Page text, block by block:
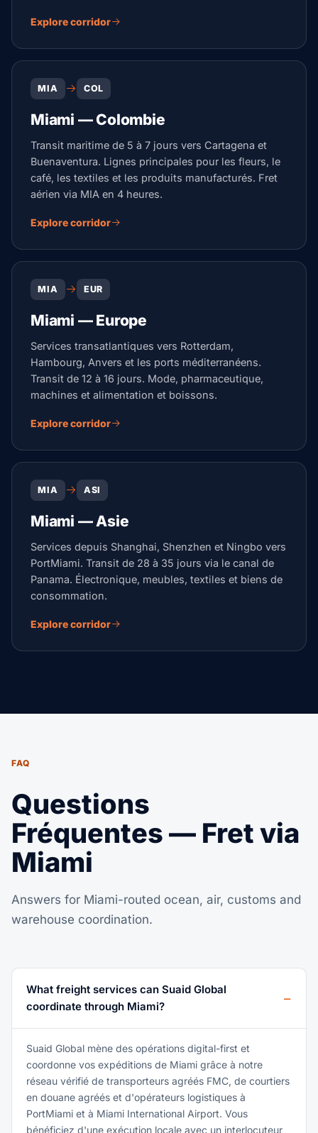
Explore corridor
MIA COL
Miami — Colombie
Transit maritime de 5 à 7 jours vers Cartagena et
Buenaventura. Lignes principales pour les fleurs, le
café, les textiles et les produits manufacturés. Fret
aérien via MIA en 4 heures.
Explore corridor
MIA EUR
Miami — Europe
Services transatlantiques vers Rotterdam,
Hambourg, Anvers et les ports méditerranéens.
Transit de 12 à 16 jours. Mode, pharmaceutique,
machines et alimentation et boissons.
Explore corridor
MIA ASI
Miami — Asie
Services depuis Shanghai, Shenzhen et Ningbo vers
PortMiami. Transit de 28 à 35 jours via le canal de
Panama. Électronique, meubles, textiles et biens de
consommation.
Explore corridor
FAQ
Questions
Fréquentes — Fret via
Miami
Answers for Miami-routed ocean, air, customs and
warehouse coordination.
What freight services can Suaid Global
coordinate through Miami?
Suaid Global mène des opérations digital-first et
coordonne vos expéditions de Miami grâce à notre
réseau vérifié de transporteurs agréés FMC, de courtiers
en douane agréés et d'opérateurs logistiques à
PortMiami et à Miami International Airport. Vous
bénéficiez d'une exécution locale avec un interlocuteur